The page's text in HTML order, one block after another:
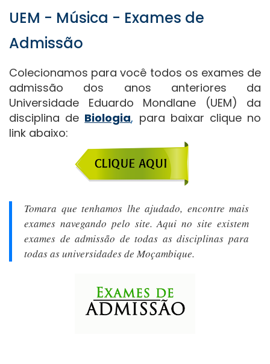
UEM - Música - Exames de
Admissão
Colecionamos para você todos os exames de
admissão dos anos anteriores da
Universidade Eduardo Mondlane (UEM) da
disciplina de Biologia, para baixar clique no
link abaixo:
Tomara que tenhamos lhe ajudado, encontre mais
exames navegando pelo site. Aqui no site existem
exames de admissão de todas as disciplinas para
todas as universidades de Moçambique.